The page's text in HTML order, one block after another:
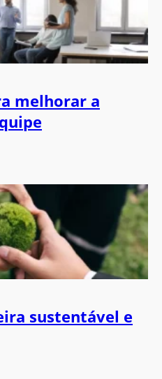
melhorar a
sustentável e